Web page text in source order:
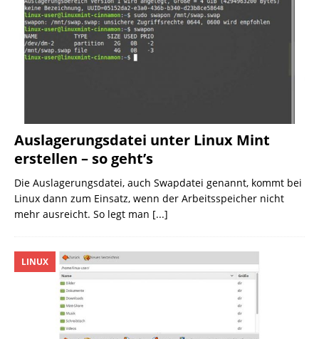
Auslagerungsdatei unter Linux Mint
erstellen – so geht’s
Die Auslagerungsdatei, auch Swapdatei genannt, kommt bei
Linux dann zum Einsatz, wenn der Arbeitsspeicher nicht
mehr ausreicht. So legt man [...]
LINUX